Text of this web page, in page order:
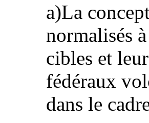
a)La
normalisés
cibles et
fédéraux
dans le